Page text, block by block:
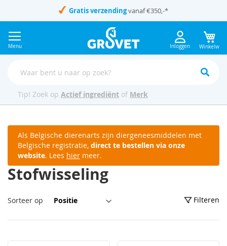
de
inhoud
Gratis verzendingvanaf €350,-*
Menu Inloggen
Tip! Zoek op Actief ingrediënt of Merk
Als Belgische dierenarts zijn diergeneesmiddelen met
Belgische registratie, direct te bestellen via onze
website. Lees hier meer.
Stofwisseling
Sorteer op
naar
sorteren
Filteren